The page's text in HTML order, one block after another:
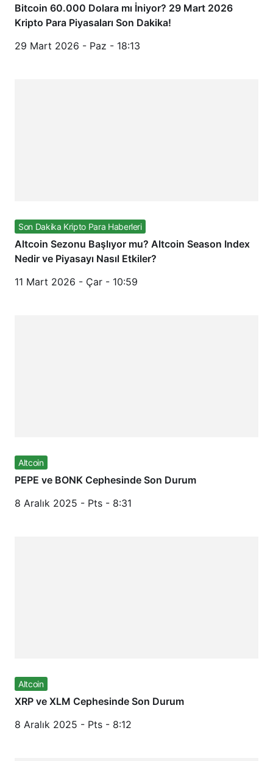
Bitcoin 60.000 Dolara mı İniyor? 29 Mart 2026
Kripto Para Piyasaları Son Dakika!
29 Mart 2026 - Paz - 18:13
Son Dakika Kripto Para Haberleri
Altcoin Sezonu Başlıyor mu? Altcoin Season Index
Nedir ve Piyasayı Nasıl Etkiler?
11 Mart 2026 - Çar - 10:59
Altcoin
PEPE ve BONK Cephesinde Son Durum
8 Aralık 2025 - Pts - 8:31
Altcoin
XRP ve XLM Cephesinde Son Durum
8 Aralık 2025 - Pts - 8:12